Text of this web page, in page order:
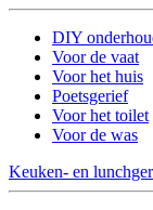
DIY
Voor de vaat
Voor het huis
Poetsgerief
Voor het toilet
Voor de was
Keuken- en